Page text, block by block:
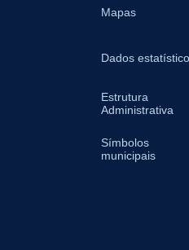
Mapas
Dados
Estrutura
Administrativa
Símbolos
municipais